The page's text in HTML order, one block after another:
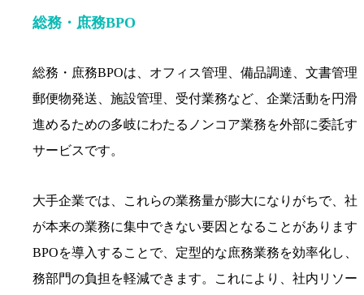
総務・庶務BPO
総務・庶務BPOは、オフィス管理、備品調達、文書管理
郵便物発送、施設管理、受付業務など、企業活動を円滑
進めるための多岐にわたるノンコア業務を外部に委託す
サービスです。
大手企業では、これらの業務量が膨大になりがちで、社
が本来の業務に集中できない要因となることがあります
BPOを導入することで、定型的な庶務業務を効率化し、
務部門の負担を軽減できます。これにより、社内リソー